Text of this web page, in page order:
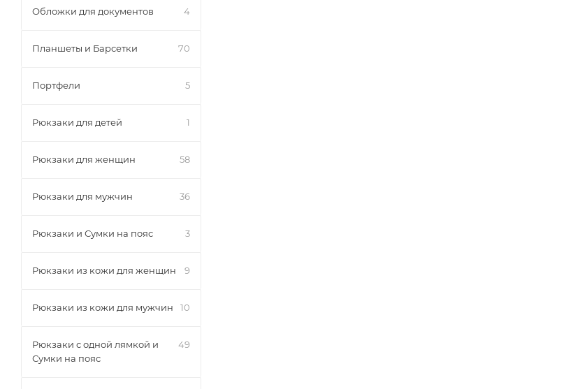
Обложки для документов 4
Планшеты и Барсетки 70
Портфели 5
Рюкзаки для детей 1
Рюкзаки для женщин 58
Рюкзаки для мужчин 36
Рюкзаки и Сумки на пояс 3
Рюкзаки из кожи для женщин 9
Рюкзаки из кожи для мужчин 10
Рюкзаки с одной лямкой и
Сумки на пояс
49